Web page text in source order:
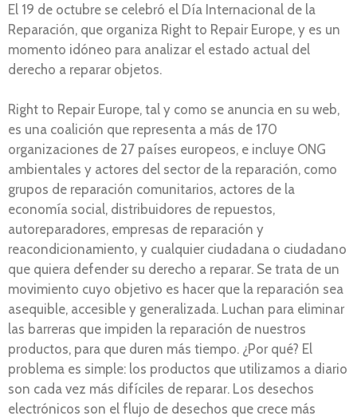
El 19 de octubre se celebró el Día Internacional de la
Reparación, que organiza Right to Repair Europe, y es un
momento idóneo para analizar el estado actual del
derecho a reparar objetos.
Right to Repair Europe, tal y como se anuncia en su web,
es una coalición que representa a más de 170
organizaciones de 27 países europeos, e incluye ONG
ambientales y actores del sector de la reparación, como
grupos de reparación comunitarios, actores de la
economía social, distribuidores de repuestos,
autoreparadores, empresas de reparación y
reacondicionamiento, y cualquier ciudadana o ciudadano
que quiera defender su derecho a reparar. Se trata de un
movimiento cuyo objetivo es hacer que la reparación sea
asequible, accesible y generalizada. Luchan para eliminar
las barreras que impiden la reparación de nuestros
productos, para que duren más tiempo. ¿Por qué? El
problema es simple: los productos que utilizamos a diario
son cada vez más difíciles de reparar. Los desechos
electrónicos son el flujo de desechos que crece más